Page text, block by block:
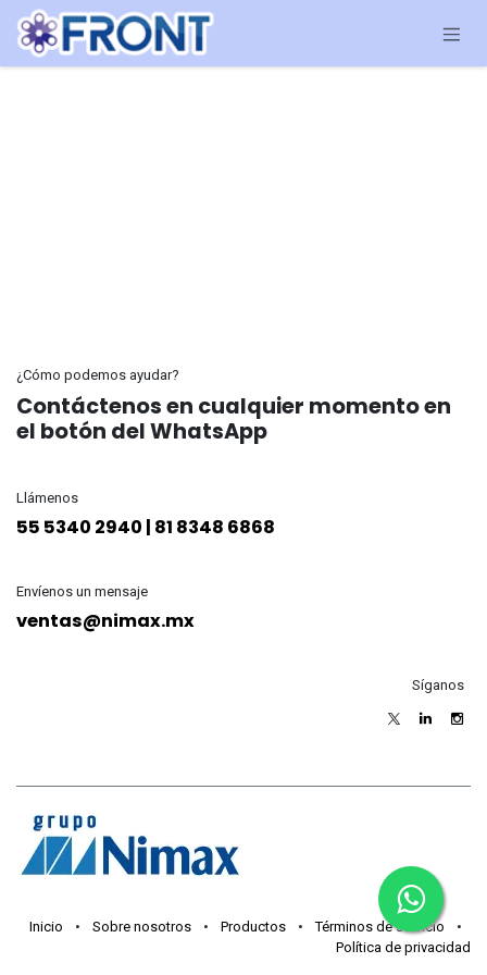
Ir al contenido
¿Cómo podemos ayudar?
Contáctenos en cualquier momento en
el botón del WhatsApp
Llámenos
55 5340 2940 | 81 8348 6868
Envíenos un mensaje
ventas@nimax.mx
Síganos
Inicio • Sobre nosotros • Productos • Términos de servicio
•
Política de privacidad